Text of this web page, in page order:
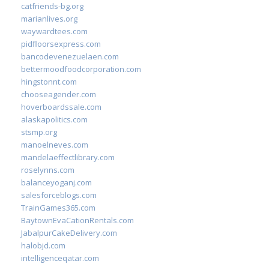
catfriends-bg.org
marianlives.org
waywardtees.com
pidfloorsexpress.com
bancodevenezuelaen.com
bettermoodfoodcorporation.com
hingstonnt.com
chooseagender.com
hoverboardssale.com
alaskapolitics.com
stsmp.org
manoelneves.com
mandelaeffectlibrary.com
roselynns.com
balanceyoganj.com
salesforceblogs.com
TrainGames365.com
BaytownEvaCationRentals.com
JabalpurCakeDelivery.com
halobjd.com
intelligenceqatar.com